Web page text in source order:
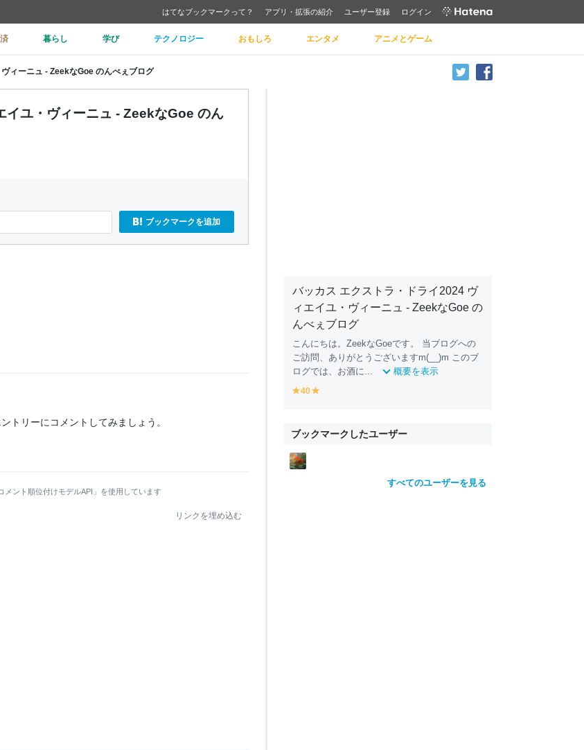
はてなブックマークって？ アプリ・拡張の紹介 ユーザー登録 ログイン
暮らし 学び テクノロジー おもしろ エンタメ アニメとゲーム
ィーニュ - ZeekなGoe のんべぇブログ
イユ・ヴィーニュ - ZeekなGoe のん
ブックマークを追加
トリーにコメントしてみましょう。
ント順位付けモデルAPI」を使用しています
リンクを埋め込む
バッカス エクストラ・ドライ2024 ヴ
ィエイユ・ヴィーニュ - ZeekなGoe の
んべぇブログ
こんにちは。ZeekなGoeです。 当ブログへの
ご訪問、ありがとうございますm(__)m このブ
ログでは、お酒に...
概要を表示
y
o
w
40
o
w
ブックマークしたユーザー
すべてのユーザーを見る